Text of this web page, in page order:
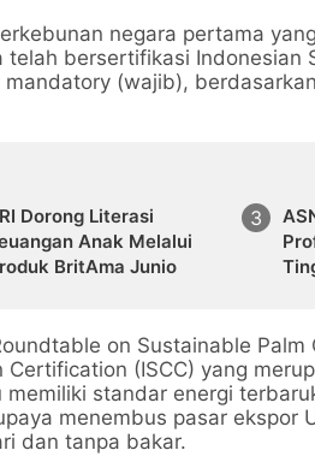
negara pertama
bersertifikasi Indonesian
(wajib),
Dorong Literasi
Anak Melalui
BritAma Junio
on Sustainable Palm
(ISCC) yang
standar energi
menembus pasar ekspor
dan tanpa bakar.